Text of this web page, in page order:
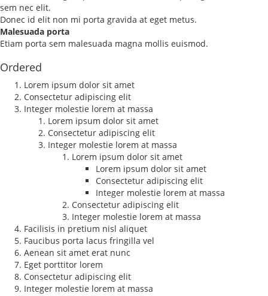
sem nec elit.
Donec id elit non mi porta gravida at eget metus.
Malesuada porta
Etiam porta sem malesuada magna mollis euismod.
Ordered
Lorem ipsum dolor sit amet
Consectetur adipiscing elit
Integer molestie lorem at massa
Lorem ipsum dolor sit amet
Consectetur adipiscing elit
Integer molestie lorem at massa
Lorem ipsum dolor sit amet
Lorem ipsum dolor sit amet
Consectetur adipiscing elit
Integer molestie lorem at massa
Consectetur adipiscing elit
Integer molestie lorem at massa
Facilisis in pretium nisl aliquet
Faucibus porta lacus fringilla vel
Aenean sit amet erat nunc
Eget porttitor lorem
Consectetur adipiscing elit
Integer molestie lorem at massa